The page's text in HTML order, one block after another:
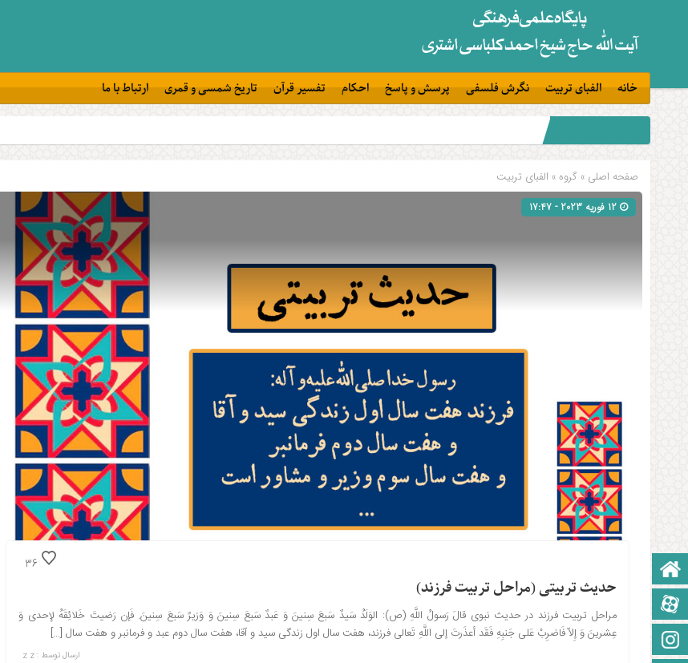
خانه الفبای تربیت نگرش فلسفی پرسش و پاسخ احکام تفسیر قرآن تاریخ شمسی و قمری ارتباط با ما
اینستاگرام
صفحه اصلی » گروه » الفبای تربیت
36
حدیث تربیتی (مراحل تربیت فرزند)
مراحل تربیت فرزند در حدیث نبوی قالَ رَسولُ اللَّهِ (ص): الوَلَدُ سَیدٌ سَبعَ سِنینَ وَ عَبدٌ سَبعَ سِنینَ وَ وَزیرٌ سَبعَ سِنینَ. فَإن رَضیتَ خَلائِقَهُ لإحدی وَ
عِشرینَ وَ إِلاّ فَاضرِبْ عَلی جَنبِهِ فَقَد أعذَرتَ إلی اللَّهِ تَعالی فرزند، هفت سال اول زندگی سید و آقا، هفت سال دوم عبد و فرمانبر و هفت سال […]
ارسال توسط : z z